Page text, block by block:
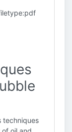
techniques